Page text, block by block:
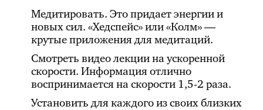
Медитировать. Это придает энергии и
новых сил. «Хедспейс» или «Колм» —
крутые приложения для медитаций.
Смотреть видео лекции на ускоренной
скорости. Информация отлично
воспринимается на скорости 1,5-2 раза.
Установить для каждого из своих близких